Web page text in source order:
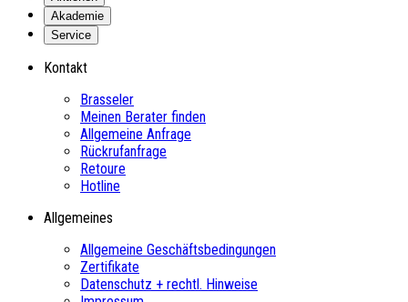
Akademie
Service
Kontakt
Brasseler
Meinen Berater finden
Allgemeine Anfrage
Rückrufanfrage
Retoure
Hotline
Allgemeines
Allgemeine Geschäftsbedingungen
Zertifikate
Datenschutz + rechtl. Hinweise